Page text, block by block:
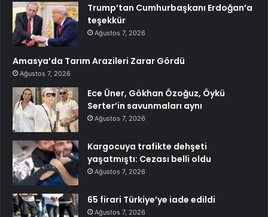
Trump’tan Cumhurbaşkanı Erdoğan’a
teşekkür
Ağustos 7, 2026
Amasya’da Tarım Arazileri Zarar Gördü
Ağustos 7, 2026
Ece Üner, Gökhan Özoğuz, Öykü
Serter’in savunmaları aynı
Ağustos 7, 2026
Kargocuya trafikte dehşeti
yaşatmıştı: Cezası belli oldu
Ağustos 7, 2026
65 firari Türkiye’ye iade edildi
Ağustos 7, 2026